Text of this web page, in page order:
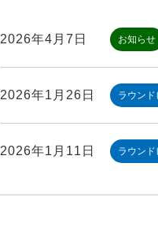
2026年4月7日 お知らせ
2026年1月26日 ラウンド
2026年1月11日 ラウンド